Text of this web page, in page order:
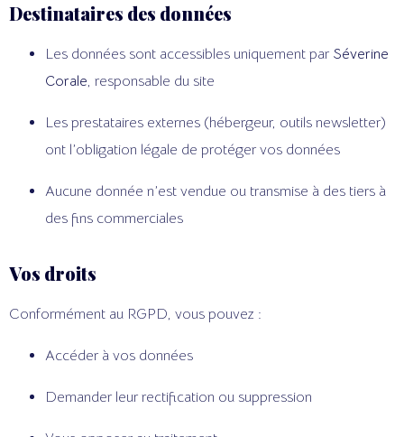
Destinataires des données
Les données sont accessibles uniquement par Séverine
Corale, responsable du site
Les prestataires externes (hébergeur, outils newsletter)
ont l’obligation légale de protéger vos données
Aucune donnée n’est vendue ou transmise à des tiers à
des fins commerciales
Vos droits
Conformément au RGPD, vous pouvez :
Accéder à vos données
Demander leur rectification ou suppression